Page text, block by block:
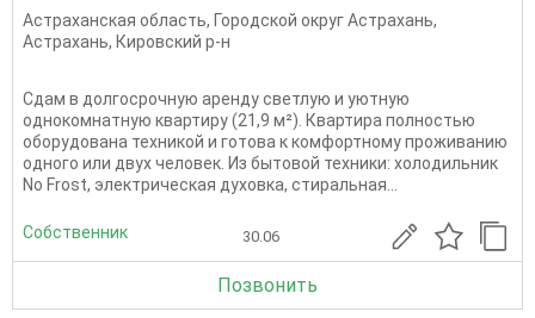
Астраханская область, Городской округ Астрахань,
Астрахань, Кировский р-н
Сдам в долгосрочную аренду светлую и уютную
однокомнатную квартиру (21,9 м²). Квартира полностью
оборудована техникой и готова к комфортному проживанию
одного или двух человек. Из бытовой техники: холодильник
No Frost, электрическая духовка, стиральная...
Собственник 30.06
Позвонить